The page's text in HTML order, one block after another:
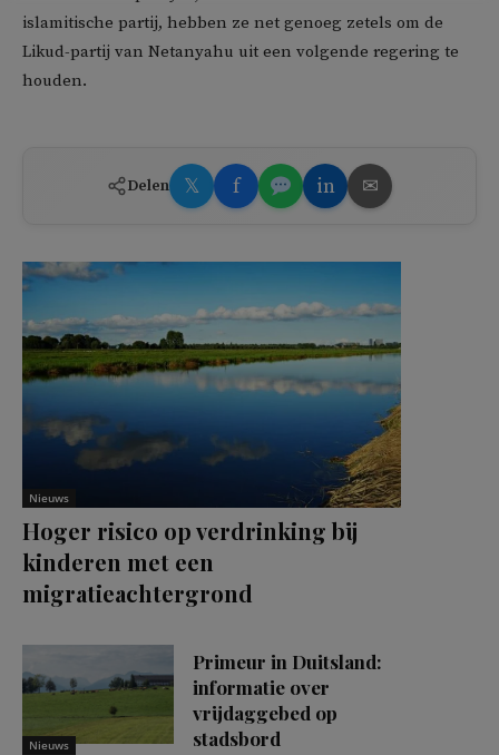
islamitische partij, hebben ze net genoeg zetels om de
Likud-partij van Netanyahu uit een volgende regering te
houden.
Delen 𝕏 f in ✉
Nieuws
Hoger risico op verdrinking bij
kinderen met een
migratieachtergrond
Nieuws
Primeur in Duitsland:
informatie over
vrijdaggebed op
stadsbord